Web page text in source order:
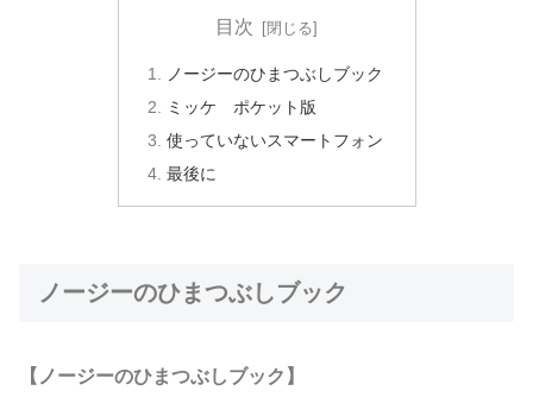
目次
ノージーのひまつぶしブック
ミッケ ポケット版
使っていないスマートフォン
最後に
ノージーのひまつぶしブック
【ノージーのひまつぶしブック】